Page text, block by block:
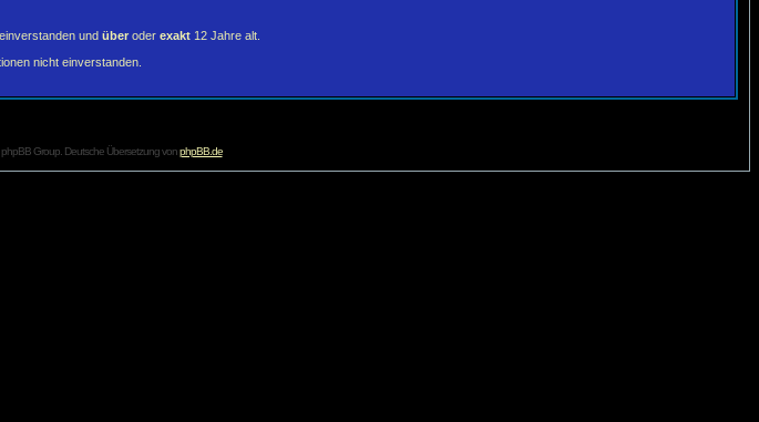
und über oder exakt 12 Jahre alt.
nicht einverstanden.
Group. Deutsche Übersetzung vonphpBB.de